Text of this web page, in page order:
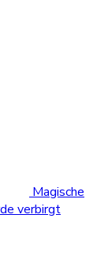
Magische
verbirgt